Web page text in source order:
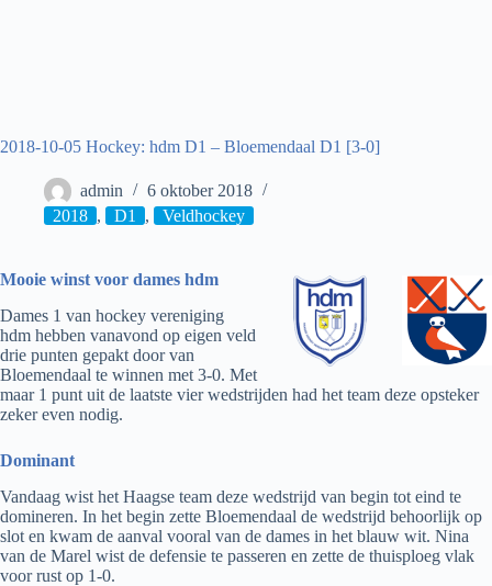
2018-10-05 Hockey: hdm D1 – Bloemendaal D1 [3-0]
admin
6 oktober 2018
2018 , D1 , Veldhockey
Mooie winst voor dames hdm
Dames 1 van hockey vereniging
hdm hebben vanavond op eigen veld
drie punten gepakt door van
Bloemendaal te winnen met 3-0. Met
maar 1 punt uit de laatste vier wedstrijden had het team deze opsteker
zeker even nodig.
Dominant
Vandaag wist het Haagse team deze wedstrijd van begin tot eind te
domineren. In het begin zette Bloemendaal de wedstrijd behoorlijk op
slot en kwam de aanval vooral van de dames in het blauw wit. Nina
van de Marel wist de defensie te passeren en zette de thuisploeg vlak
voor rust op 1-0.